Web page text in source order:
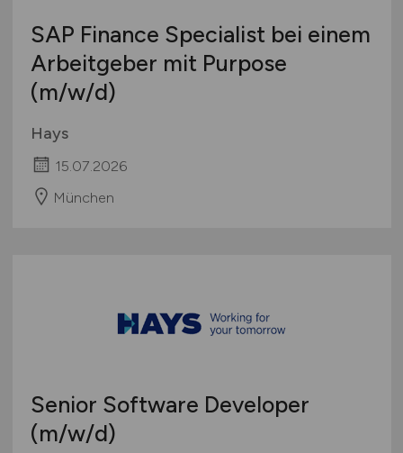
SAP Finance Specialist bei einem
Arbeitgeber mit Purpose
(m/w/d)
Hays
15.07.2026
München
Senior Software Developer
(m/w/d)